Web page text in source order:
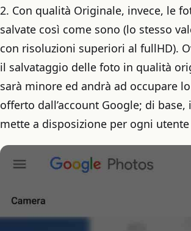
2. Con qualità Originale, invece, le
salvate così come sono (lo stesso
con risoluzioni superiori al fullHD).
il salvataggio delle foto in qualità
sarà minore ed andrà ad occupare
offerto dall’account Google; di
mette a disposizione per ogni utente